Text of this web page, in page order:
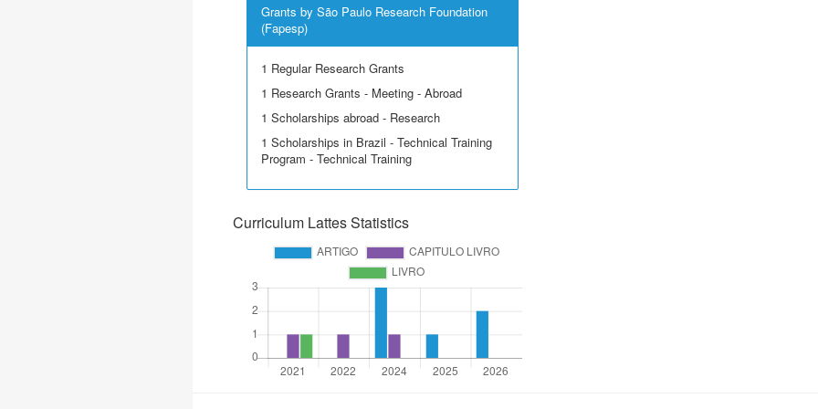
Grants by São Paulo Research Foundation
(Fapesp)
1 Regular Research Grants
1 Research Grants - Meeting - Abroad
1 Scholarships abroad - Research
1 Scholarships in Brazil - Technical Training
Program - Technical Training
Curriculum Lattes Statistics